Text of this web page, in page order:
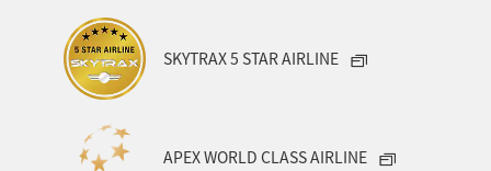
ANAグルメマイル
趣味 日本の歴史・文化・芸術
マイルを使う
SKYTRAX 5 STAR AIRLINE
APEX WORLD CLASS AIRLINE